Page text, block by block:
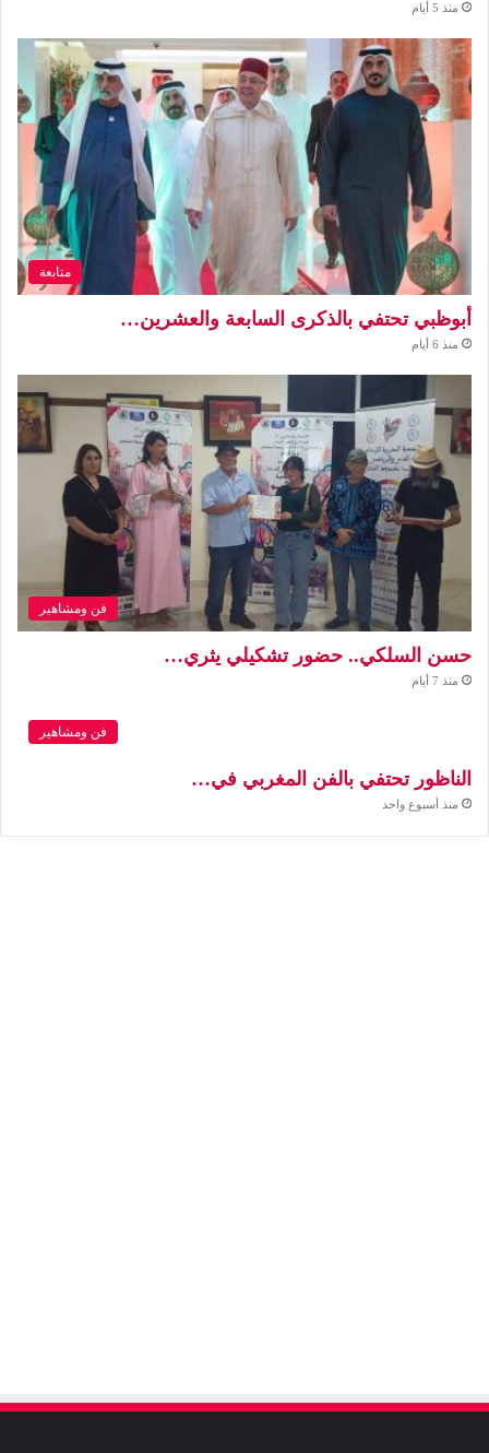
منذ 5 أيام
متابعة
أبوظبي تحتفي بالذكرى السابعة والعشرين…
منذ 6 أيام
فن ومشاهير
حسن السلكي.. حضور تشكيلي يثري…
منذ 7 أيام
فن ومشاهير
الناظور تحتفي بالفن المغربي في…
منذ أسبوع واحد